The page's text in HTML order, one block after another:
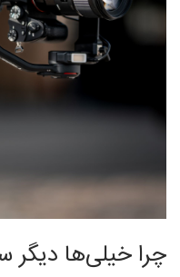
چرا خیلی‌ها دیگر